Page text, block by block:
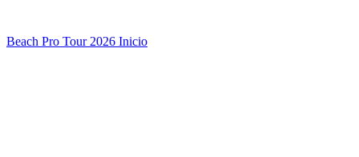
Beach Pro Tour 2026 Inicio